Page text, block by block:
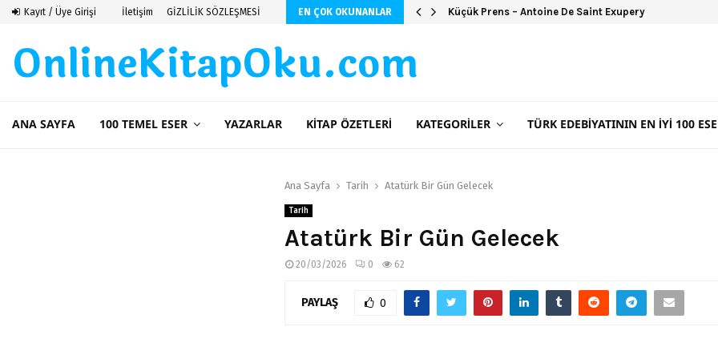
Kayıt / Üye Girişi İletişim GİZLİLİK SÖZLEŞMESİ EN ÇOK OKUNANLAR Küçük Prens – Antoine De Saint Exupery
OnlineKitapOku.com
ANA SAYFA 100 TEMEL ESER YAZARLAR KITAP ÖZETLERI KATEGORILER TÜRK EDEBIYATININ EN İYI 100
Ana Sayfa Tarih Atatürk Bir Gün Gelecek
Tarih
Atatürk Bir Gün Gelecek
20/03/2026 0 62
PAYLAŞ 0